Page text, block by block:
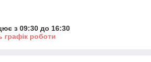
з 09:30 до 16:30
графік роботи